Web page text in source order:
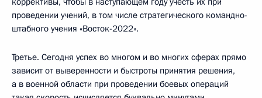
проведении учений, в том числе стратегического командно-
штабного учения «Восток-2022».
Третье. Сегодня успех во многом и во многих сферах прямо
зависит от выверенности и быстроты принятия решения,
а в военной области при проведении боевых операций